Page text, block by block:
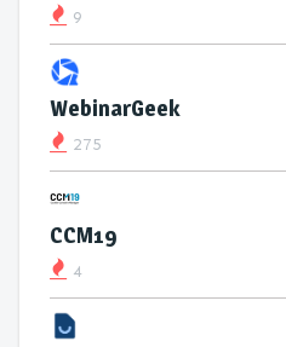
9
WebinarGeek
275
CCM19
4